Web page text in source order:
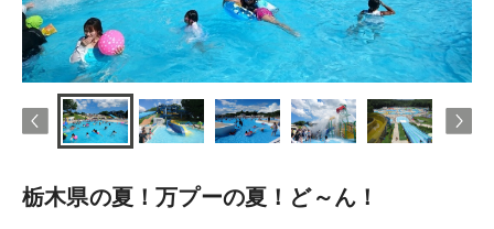
栃木県の夏！万プーの夏！ど～ん！